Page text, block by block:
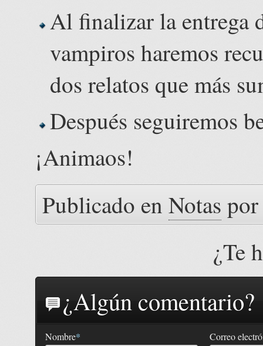
Al finalizar la entrega
vampiros haremos
dos relatos que más
Después seguiremos
¡Animaos!
Publicado en Notas
¿Te
¿Algún comentario?
Nombre* Correo